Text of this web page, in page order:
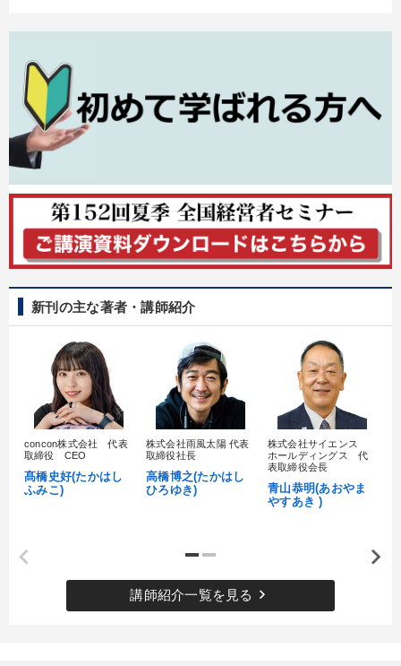
新刊の主な著者・講師紹介
concon株式会社 代表
取締役 CEO
髙橋史好(たかはし
ふみこ)
株式会社雨風太陽 代表
取締役社長
高橋博之(たかはし
ひろゆき)
株式会社サイエンス
ホールディングス 代
表取締役会長
青山恭明(あおやま
やすあき )
講師紹介一覧を見る keyboard_arrow_right